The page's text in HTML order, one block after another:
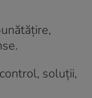
soluții,